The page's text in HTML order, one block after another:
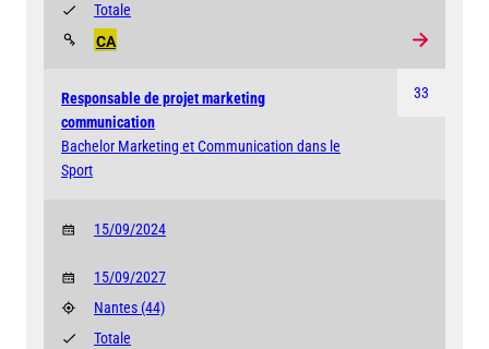
CA
Totale
33
Responsable de projet marketing
communication
Bachelor Marketing et Communication dans le
Sport
15/09/2024
15/09/2027
Nantes (44)
Totale